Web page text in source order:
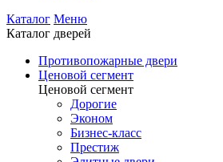
Каталог Меню
Каталог дверей
Противопожарные двери
Ценовой сегмент
Ценовой сегмент
Дорогие
Эконом
Бизнес-класс
Престиж